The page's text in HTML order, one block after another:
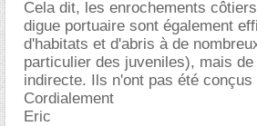
Cela dit, les enrochements
digue portuaire sont également
d'habitats et d'abris à de
particulier des juveniles), mais de
indirecte. Ils n'ont pas été
Cordialement
Eric